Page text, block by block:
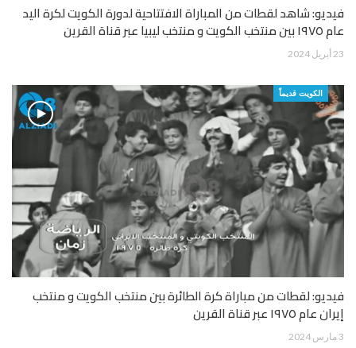
فيديو: شاهد لقطات من المباراة الافتتاحية لدورة الكويت لكرة اليد
عام ١٩٧٥ بين منتخب الكويت و منتخب ليبيا عبر قناة القرين
23 أبريل 2024
الكويت قديماً
فيديو: لقطات من مباراة كرة الطائرة بين منتخب الكويت و منتخب
إيران عام ١٩٧٥ عبر قناة القرين
3 مارس 2024